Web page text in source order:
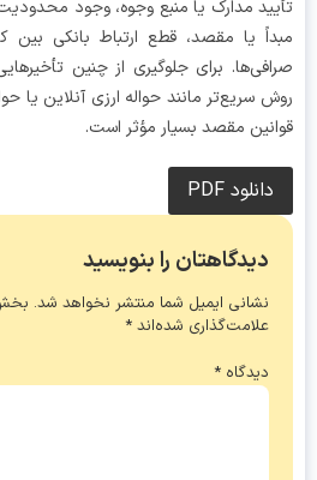
مدارک یا منبع وجوه، وجود محدودیت‌های
یا مقصد، قطع ارتباط بانکی بین
برای جلوگیری از چنین تأخیرهایی،
مقصد بسیار مؤثر است.
دانلود PDF
دیدگاهتان را بنویسید
نشانی ایمیل شما منتشر نخواهد شد. بخش‌های
علامت‌گذاری شده‌اند*
دیدگاه*